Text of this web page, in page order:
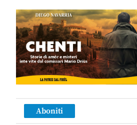
Aboniti